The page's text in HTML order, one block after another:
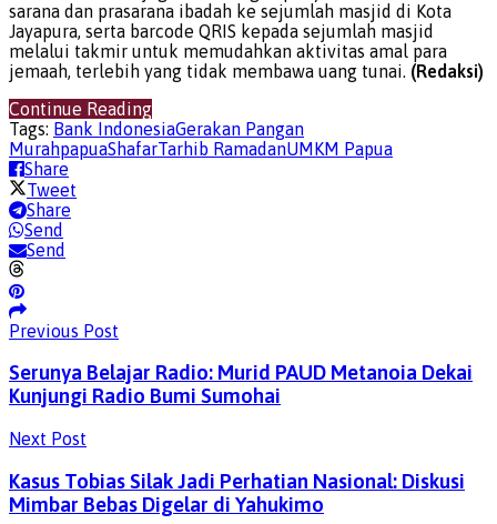
sarana dan prasarana ibadah ke sejumlah masjid di Kota
Jayapura, serta barcode QRIS kepada sejumlah masjid
melalui takmir untuk memudahkan aktivitas amal para
jemaah, terlebih yang tidak membawa uang tunai. (Redaksi)
Continue Reading
Tags: Bank IndonesiaGerakan Pangan
MurahpapuaShafarTarhib RamadanUMKM Papua
Share
Tweet
Share
Send
Send
Previous Post
Serunya Belajar Radio: Murid PAUD Metanoia Dekai
Kunjungi Radio Bumi Sumohai
Next Post
Kasus Tobias Silak Jadi Perhatian Nasional: Diskusi
Mimbar Bebas Digelar di Yahukimo